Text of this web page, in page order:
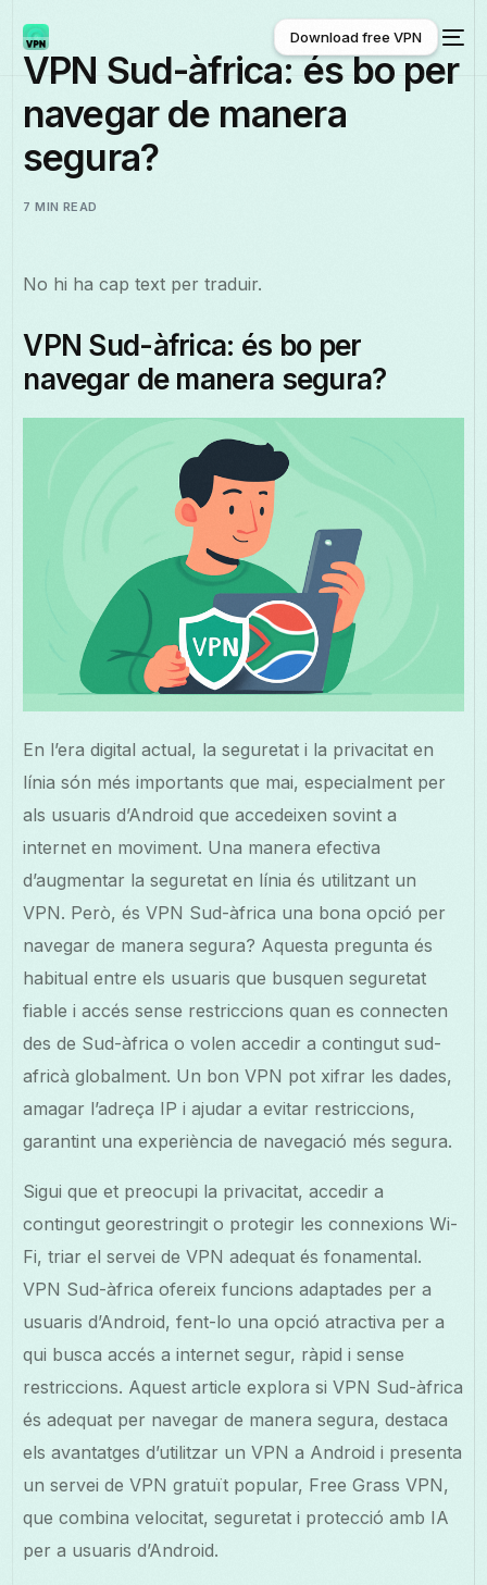
Download free VPN
Download free VPN
VPN Sud-àfrica: és bo per
navegar de manera
segura?
7 MIN READ
No hi ha cap text per traduir.
VPN Sud-àfrica: és bo per
navegar de manera segura?
En l’era digital actual, la seguretat i la privacitat en
línia són més importants que mai, especialment per
als usuaris d’Android que accedeixen sovint a
internet en moviment. Una manera efectiva
d’augmentar la seguretat en línia és utilitzant un
VPN. Però, és VPN Sud-àfrica una bona opció per
navegar de manera segura? Aquesta pregunta és
habitual entre els usuaris que busquen seguretat
fiable i accés sense restriccions quan es connecten
des de Sud-àfrica o volen accedir a contingut sud-
africà globalment. Un bon VPN pot xifrar les dades,
amagar l’adreça IP i ajudar a evitar restriccions,
garantint una experiència de navegació més segura.
Sigui que et preocupi la privacitat, accedir a
contingut georestringit o protegir les connexions Wi-
Fi, triar el servei de VPN adequat és fonamental.
VPN Sud-àfrica ofereix funcions adaptades per a
usuaris d’Android, fent-lo una opció atractiva per a
qui busca accés a internet segur, ràpid i sense
restriccions. Aquest article explora si VPN Sud-àfrica
és adequat per navegar de manera segura, destaca
els avantatges d’utilitzar un VPN a Android i presenta
un servei de VPN gratuït popular, Free Grass VPN,
que combina velocitat, seguretat i protecció amb IA
per a usuaris d’Android.